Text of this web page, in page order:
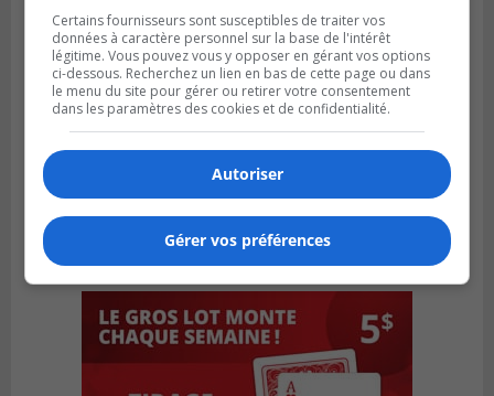
Certains fournisseurs sont susceptibles de traiter vos
données à caractère personnel sur la base de l'intérêt
légitime. Vous pouvez vous y opposer en gérant vos options
ci-dessous. Recherchez un lien en bas de cette page ou dans
le menu du site pour gérer ou retirer votre consentement
dans les paramètres des cookies et de confidentialité.
Autoriser
Gérer vos préférences